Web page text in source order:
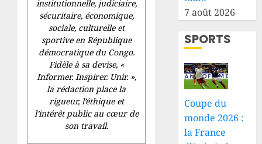
institutionnelle, judiciaire,
sécuritaire, économique,
sociale, culturelle et
sportive en République
démocratique du Congo.
Fidèle à sa devise, «
Informer. Inspirer. Unir.»,
la rédaction place la
rigueur, l’éthique et
l’intérêt public au cœur de
son travail.
7 août 2026
SPORTS
Coupe du
monde 2026 :
la France